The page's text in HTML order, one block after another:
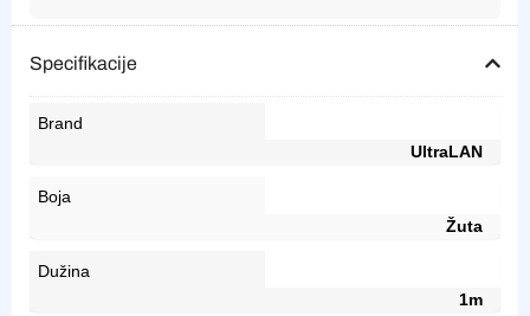
Specifikacije
Brand
UltraLAN
Boja
Žuta
Dužina
1m